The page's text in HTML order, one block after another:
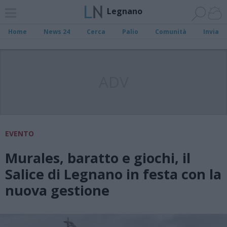
Legnano
Home News 24 Cerca Palio Comunità Invia
EVENTO
Murales, baratto e giochi, il
Salice di Legnano in festa con la
nuova gestione